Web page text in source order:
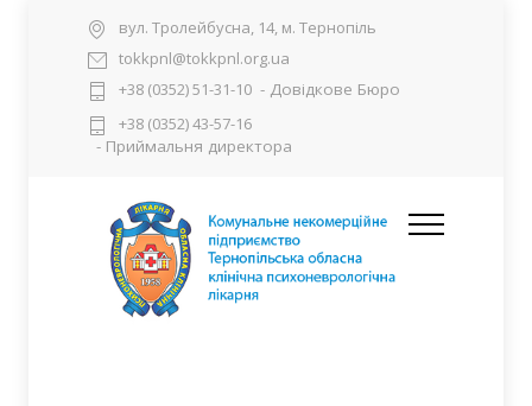
вул. Тролейбусна, 14, м. Тернопіль
tokkpnl@tokkpnl.org.ua
+38 (0352) 51-31-10 - Довідкове Бюро
+38 (0352) 43-57-16
- Приймальня директора